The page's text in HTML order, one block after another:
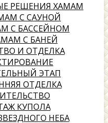
РЕШЕНИЯ ХАМАМ
С САУНОЙ
С БАССЕЙНОМ
С БАНЕЙ
И ОТДЕЛКА
ЭТАП
ОТДЕЛКА
КУПОЛА
НЕБА